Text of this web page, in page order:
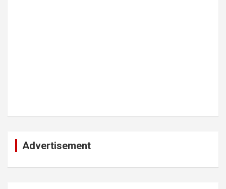
Advertisement